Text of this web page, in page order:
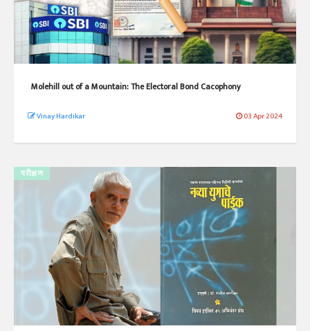
Molehill out of a Mountain: The Electoral Bond Cacophony
Vinay Hardikar 03 Apr 2024
परीक्षण